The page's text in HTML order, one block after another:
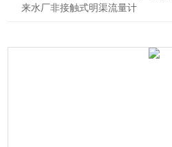
来水厂非接触式明渠流量计